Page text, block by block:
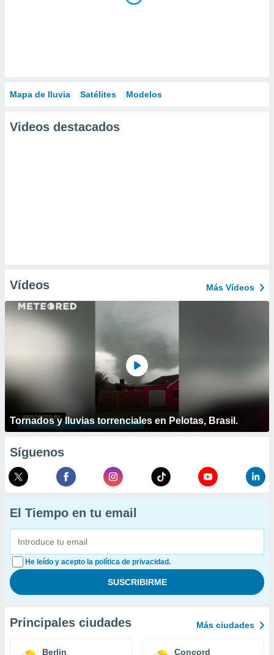
Mapa de lluvia Satélites Modelos
Videos destacados
Vídeos Más Vídeos
Tornados y lluvias torrenciales en Pelotas, Brasil.
Síguenos
El Tiempo en tu email
He leído y acepto la política de privacidad.
Principales ciudades Más ciudades
Berlin Concord